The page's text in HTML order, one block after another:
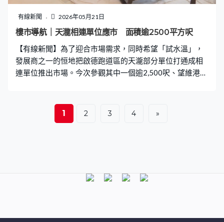
有線新聞 2026年05月21日
樓市導航｜天瀧相連單位應市 面積逾2500平方呎
【有線新聞】為了迎合市場需求，同時希望「試水溫」，
發展商之一的恒地把啟德跑道區的天瀧部分單位打通成相
連單位推出市場。今次參觀其中一個逾2,500呎、望維港海
1 2 3 4 »